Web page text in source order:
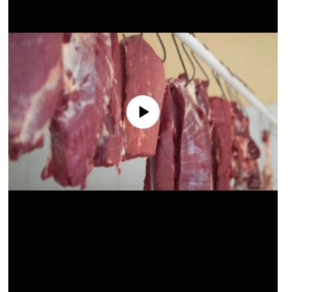
No media source currently available